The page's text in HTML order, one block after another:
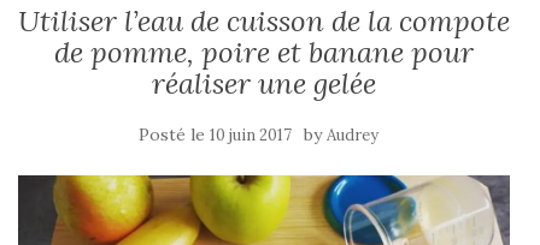
Utiliser l’eau de cuisson de la compote
de pomme, poire et banane pour
réaliser une gelée
Posté le 10 juin 2017 byAudrey